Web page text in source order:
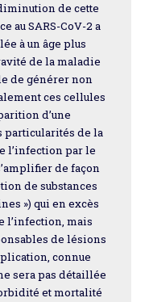
de cette
au SARS-CoV-2 a
à un âge plus
de la maladie
de générer non
ces cellules
d’une
particularités de la
l’infection par le
de façon
de substances
») qui en excès
l’infection, mais
de lésions
connue
sera pas détaillée
et mortalité